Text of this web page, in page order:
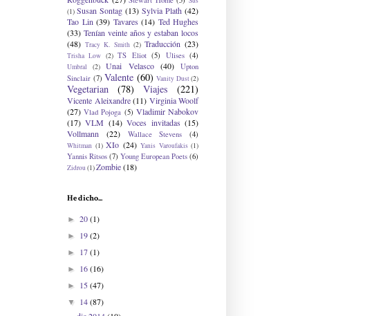
(1) Susan Sontag (13) Sylvia Plath (42)
Tao Lin (39) Tavares (14) Ted Hughes
(33) Tenían veinte años y estaban locos
(48) Tracy K. Smith (2) Traducción (23)
Trisha Low (2) TS Eliot (5) Ulises (4)
Umbral (2) Unai Velasco (40)
Upton
Sinclair (7) Valente (60) Vanity Dust(2)
Vegetarian (78) Viajes (221)
Vicente Aleixandre (11) Virginia Woolf
(27) Vlad Pojoga (5) Vladimir Nabokov
(17) VLM (14) Voces invitadas (15)
Vollmann
(22) Wallace Stevens (4)
Whitman (1) XIo (24) Yanis Varoufakis (1)
Yannis Ritsos (7) Young European Poets (6)
Zidrou(1)Zombie(18)
He dicho...
► 20(1)
► 19(2)
► 17(1)
► 16(16)
► 15(47)
▼ 14(87)